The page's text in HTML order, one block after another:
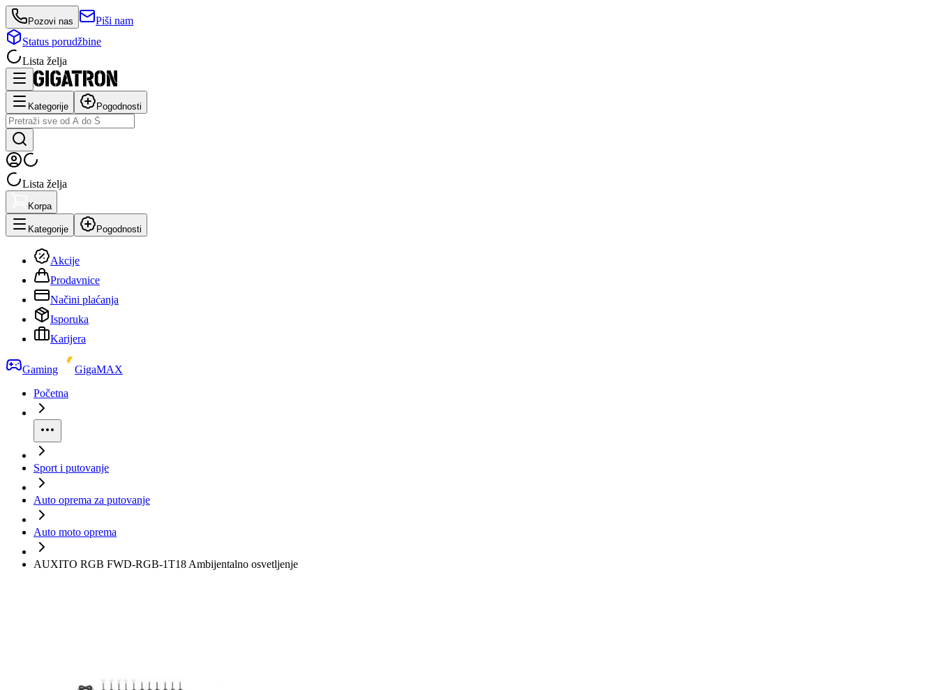
Pozovi nas
Piši nam
Status porudžbine
Lista želja
Kategorije Pogodnosti
Lista želja
Korpa
Kategorije Pogodnosti
Akcije
Prodavnice
Načini plaćanja
Isporuka
Karijera
Gaming
GigaMAX
Početna
Sport i putovanje
Auto oprema za putovanje
Auto moto oprema
AUXITO RGB FWD-RGB-1T18 Ambijentalno osvetljenje